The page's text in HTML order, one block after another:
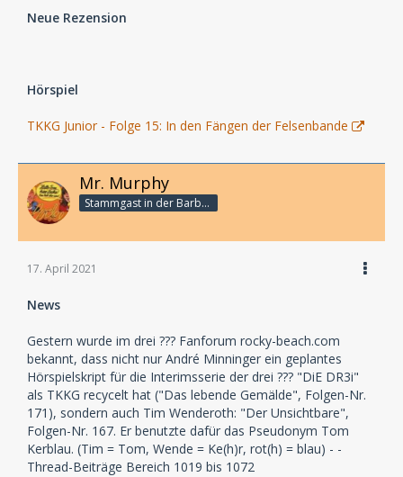
Neue Rezension
Hörspiel
TKKG Junior - Folge 15: In den Fängen der Felsenbande
Mr. Murphy
Stammgast in der Barbarabar
17. April 2021
News
Gestern wurde im drei ??? Fanforum rocky-beach.com
bekannt, dass nicht nur André Minninger ein geplantes
Hörspielskript für die Interimsserie der drei ??? "DiE DR3i"
als TKKG recycelt hat ("Das lebende Gemälde", Folgen-Nr.
171), sondern auch Tim Wenderoth: "Der Unsichtbare",
Folgen-Nr. 167. Er benutzte dafür das Pseudonym Tom
Kerblau. (Tim = Tom, Wende = Ke(h)r, rot(h) = blau) - -
Thread-Beiträge Bereich 1019 bis 1072